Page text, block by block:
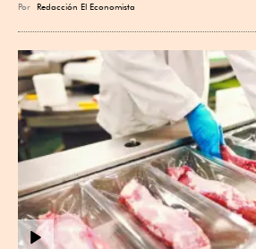
Por Redacción El Economista